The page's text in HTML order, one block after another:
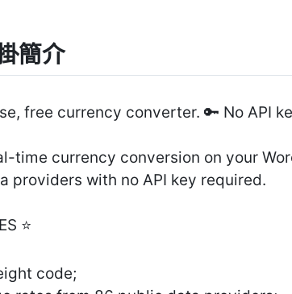
簡介
free currency converter. 🔑 No API
time currency conversion on your
providers with no API key required.
⭐️
code;